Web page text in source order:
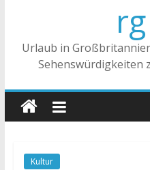
rg
Urlaub in
Sehenswürdigkeiten
Kultur